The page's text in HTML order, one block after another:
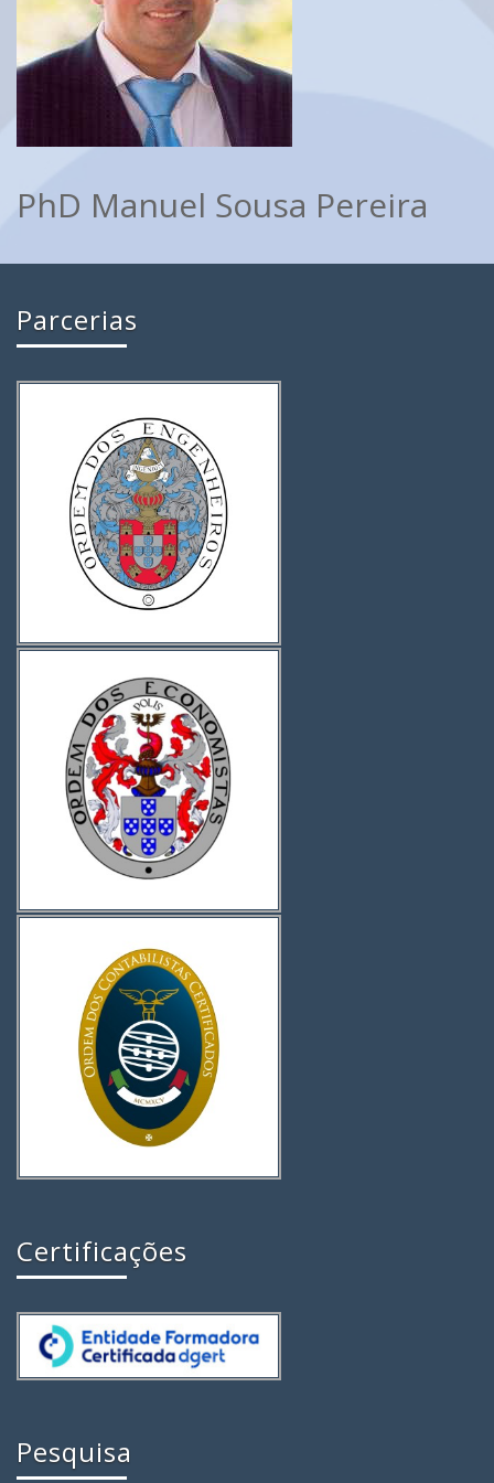
PhD Manuel Sousa Pereira
Parcerias
Certificações
Pesquisa